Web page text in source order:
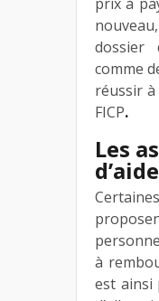
dossier
comme
réussir
FICP.
Les
à
est ainsi